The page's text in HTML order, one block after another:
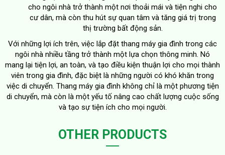
cho ngôi nhà trở thành một nơi thoải mái và tiện nghi cho
cư dân, mà còn thu hút sự quan tâm và tăng giá trị trong
thị trường bất động sản.
Với những lợi ích trên, việc lắp đặt thang máy gia đình trong các
ngôi nhà nhiều tầng trở thành một lựa chọn thông minh. Nó
mang lại tiện lợi, an toàn, và tạo điều kiện thuận lợi cho mọi thành
viên trong gia đình, đặc biệt là những người có khó khăn trong
việc di chuyển. Thang máy gia đình không chỉ là một phương tiện
di chuyển, mà còn là một yếu tố nâng cao chất lượng cuộc sống
và tạo sự tiện ích cho mọi người.
OTHER PRODUCTS